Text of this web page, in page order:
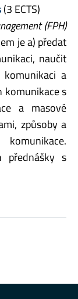
(3 ECTS)
(FPH)
je a) předat
naučit
komunikaci a
komunikace s
a masové
způsoby a
přednášky s